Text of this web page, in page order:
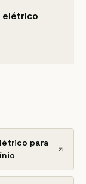
elétrico
para